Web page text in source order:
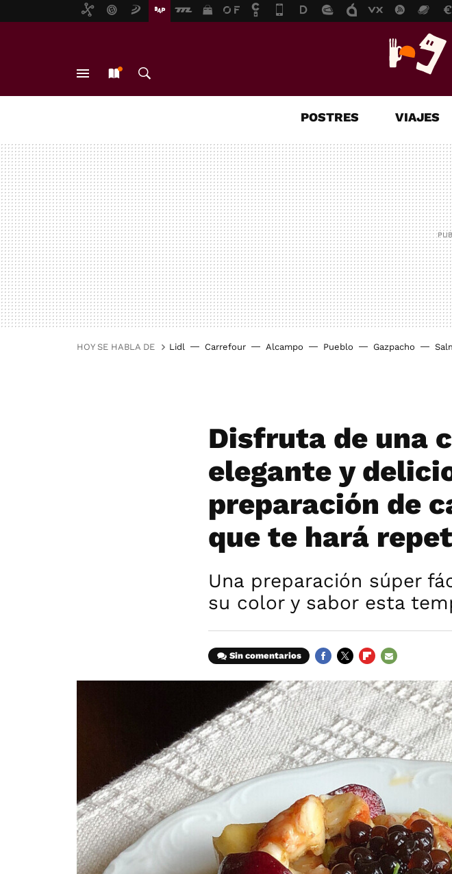
POSTRES VIAJES
HOY SE HABLA DE Lidl Carrefour Alcampo Pueblo Gazpacho
Disfruta de una
elegante y
preparación de
que te hará
Una preparación súper
su color y sabor esta
Sin comentarios
MAIL